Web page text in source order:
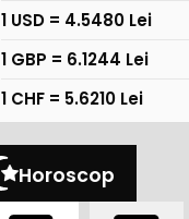
1 USD = 4.5480 Lei
1 GBP = 6.1244 Lei
1 CHF = 5.6210 Lei
Horoscop